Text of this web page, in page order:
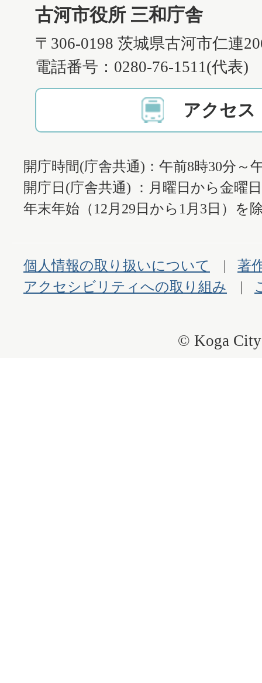
古河市役所 三和庁舎
〒306-0198 茨城県古河市仁連
電話番号：0280-76-1511(代表)
アクセス
開庁時間(庁舎共通)：午前8時30分～
開庁日(庁舎共通) ：月曜日から金曜
年末年始（12月29日から1月3日）を
個人情報の取り扱いについて
著
アクセシビリティへの取り組み
© Koga City